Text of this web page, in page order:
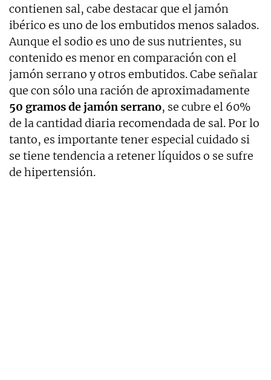
contienen sal, cabe destacar que el jamón
ibérico es uno de los embutidos menos salados.
Aunque el sodio es uno de sus nutrientes, su
contenido es menor en comparación con el
jamón serrano y otros embutidos. Cabe señalar
que con sólo una ración de aproximadamente
50 gramos de jamón serrano, se cubre el 60%
de la cantidad diaria recomendada de sal. Por lo
tanto, es importante tener especial cuidado si
se tiene tendencia a retener líquidos o se sufre
de hipertensión.